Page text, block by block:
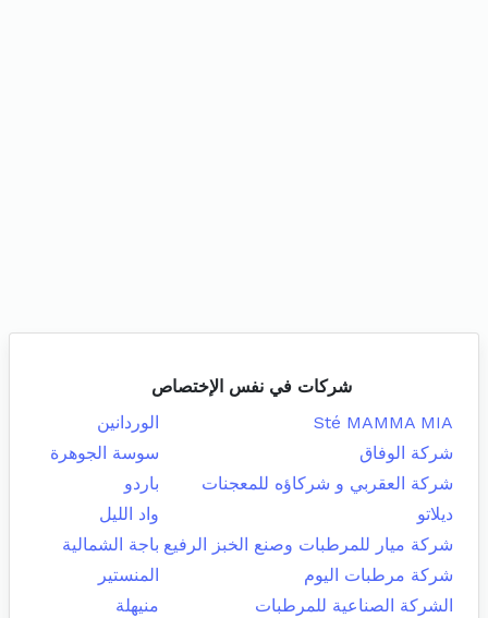
شركات في نفس الإختصاص
Sté MAMMA MIA
الوردانين
شركة الوفاق
سوسة الجوهرة
شركة العقربي و شركاؤه للمعجنات
باردو
ديلاتو
واد الليل
شركة ميار للمرطبات وصنع الخبز الرفيع باجة الشمالية
شركة مرطبات اليوم
المنستير
الشركة الصناعية للمرطبات
منيهلة